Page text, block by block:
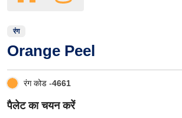
रंग
Orange Peel
रंग कोड -4661
पैलेट का चयन करें